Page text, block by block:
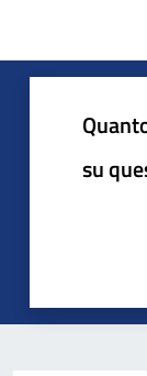
su